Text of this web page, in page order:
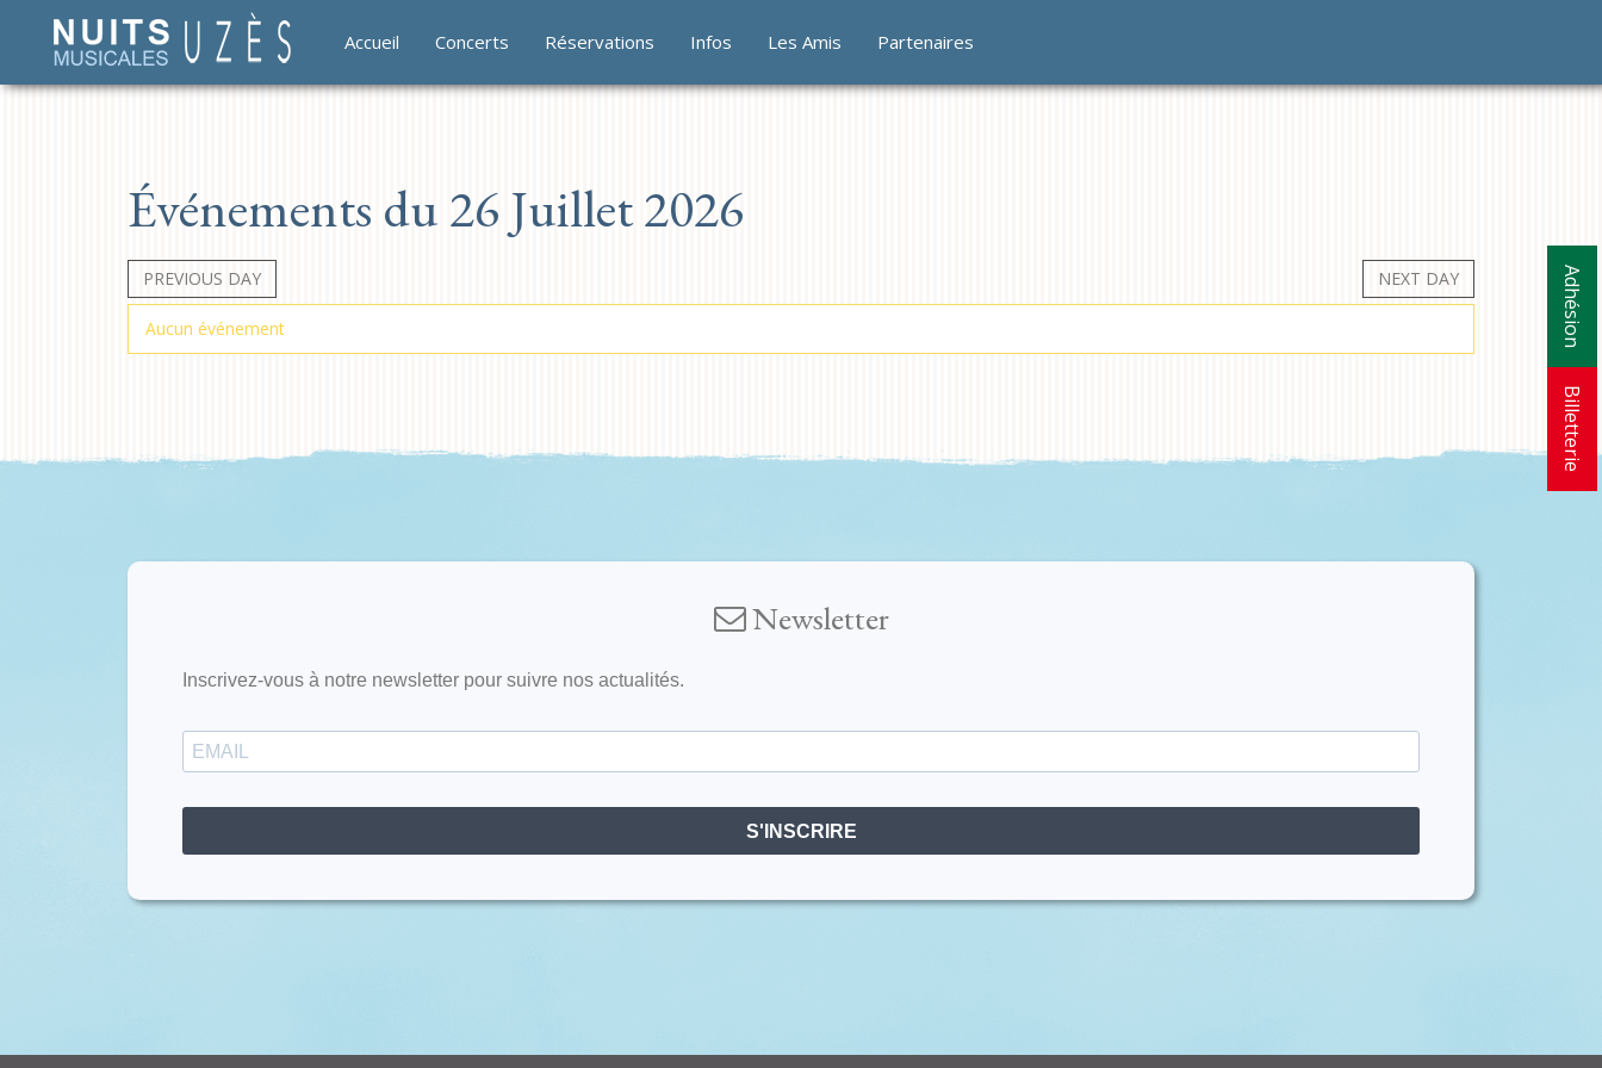
Adhésion
Billetterie
Accueil Concerts Réservations Infos Les Amis Partenaires
Événements du 26 Juillet 2026
PREVIOUS DAY NEXT DAY
Aucun événement
Newsletter
Inscrivez-vous à notre newsletter pour suivre nos actualités.
S'INSCRIRE